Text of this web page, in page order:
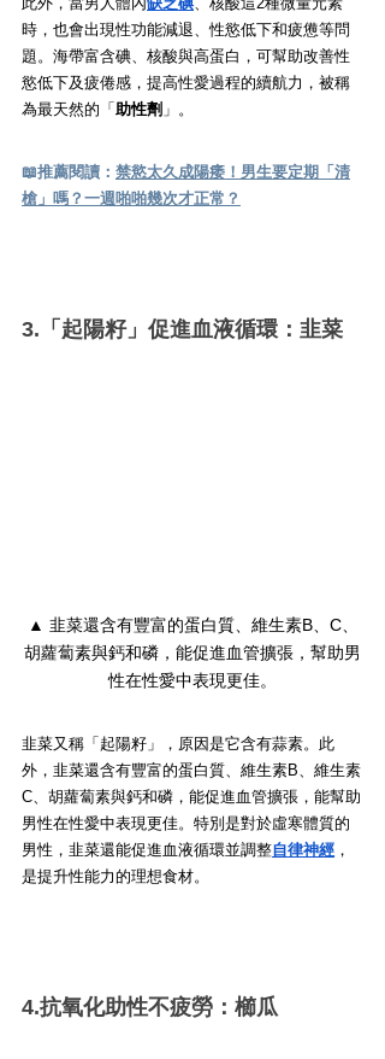
時，也會出現性功能減退、性慾低下和疲憊等問
題。海帶富含碘、核酸與高蛋白，可幫助改善性
慾低下及疲倦感，提高性愛過程的續航力，被稱
為最天然的「 助性劑 」。
📖推薦閱讀： 禁慾太久成陽痿！男生要定期「清
槍」嗎？一週啪啪幾次才正常？
3.「起陽籽」促進血液循環：韭菜
▲ 韭菜還含有豐富的蛋白質、維生素B、C、
胡蘿蔔素與鈣和磷，能促進血管擴張，幫助男
性在性愛中表現更佳。
韭菜又稱「起陽籽」，原因是它含有蒜素。此
外，韭菜還含有豐富的蛋白質、維生素B、維生素
C、胡蘿蔔素與鈣和磷，能促進血管擴張，能幫助
男性在性愛中表現更佳。特別是對於虛寒體質的
男性，韭菜還能促進血液循環並調整自律神經 ，
是提升性能力的理想食材。
4.抗氧化助性不疲勞：櫛瓜